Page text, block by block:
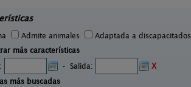
Admite animales
Adaptada a discapacitados
más características
- Salida:
X
más buscadas